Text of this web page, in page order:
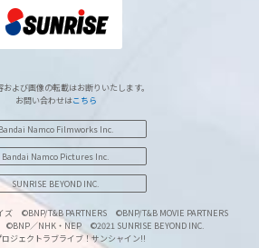
よび画像の転載はお断りいたします。
お問い合わせはこちら
Bandai Namco Filmworks Inc.
Bandai Namco Pictures Inc.
SUNRISE BEYOND INC.
ズ ©BNP/T&B PARTNERS
©BNP/T&B MOVIE PARTNERS
©BNP／NHK・NEP
©2021 SUNRISE BEYOND INC.
ジェクトラブライブ！サンシャイン!!